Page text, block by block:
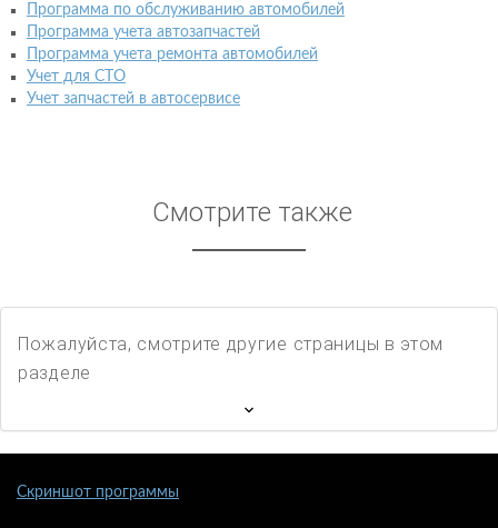
Программа по обслуживанию автомобилей
Программа учета автозапчастей
Программа учета ремонта автомобилей
Учет для СТО
Учет запчастей в автосервисе
Смотрите также
Пожалуйста, смотрите другие страницы в этом
разделе
Скриншот программы